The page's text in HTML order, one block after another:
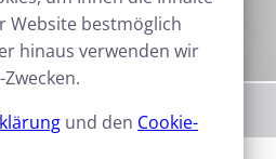
Website bestmöglich
hinaus verwenden wir
und den Cookie-